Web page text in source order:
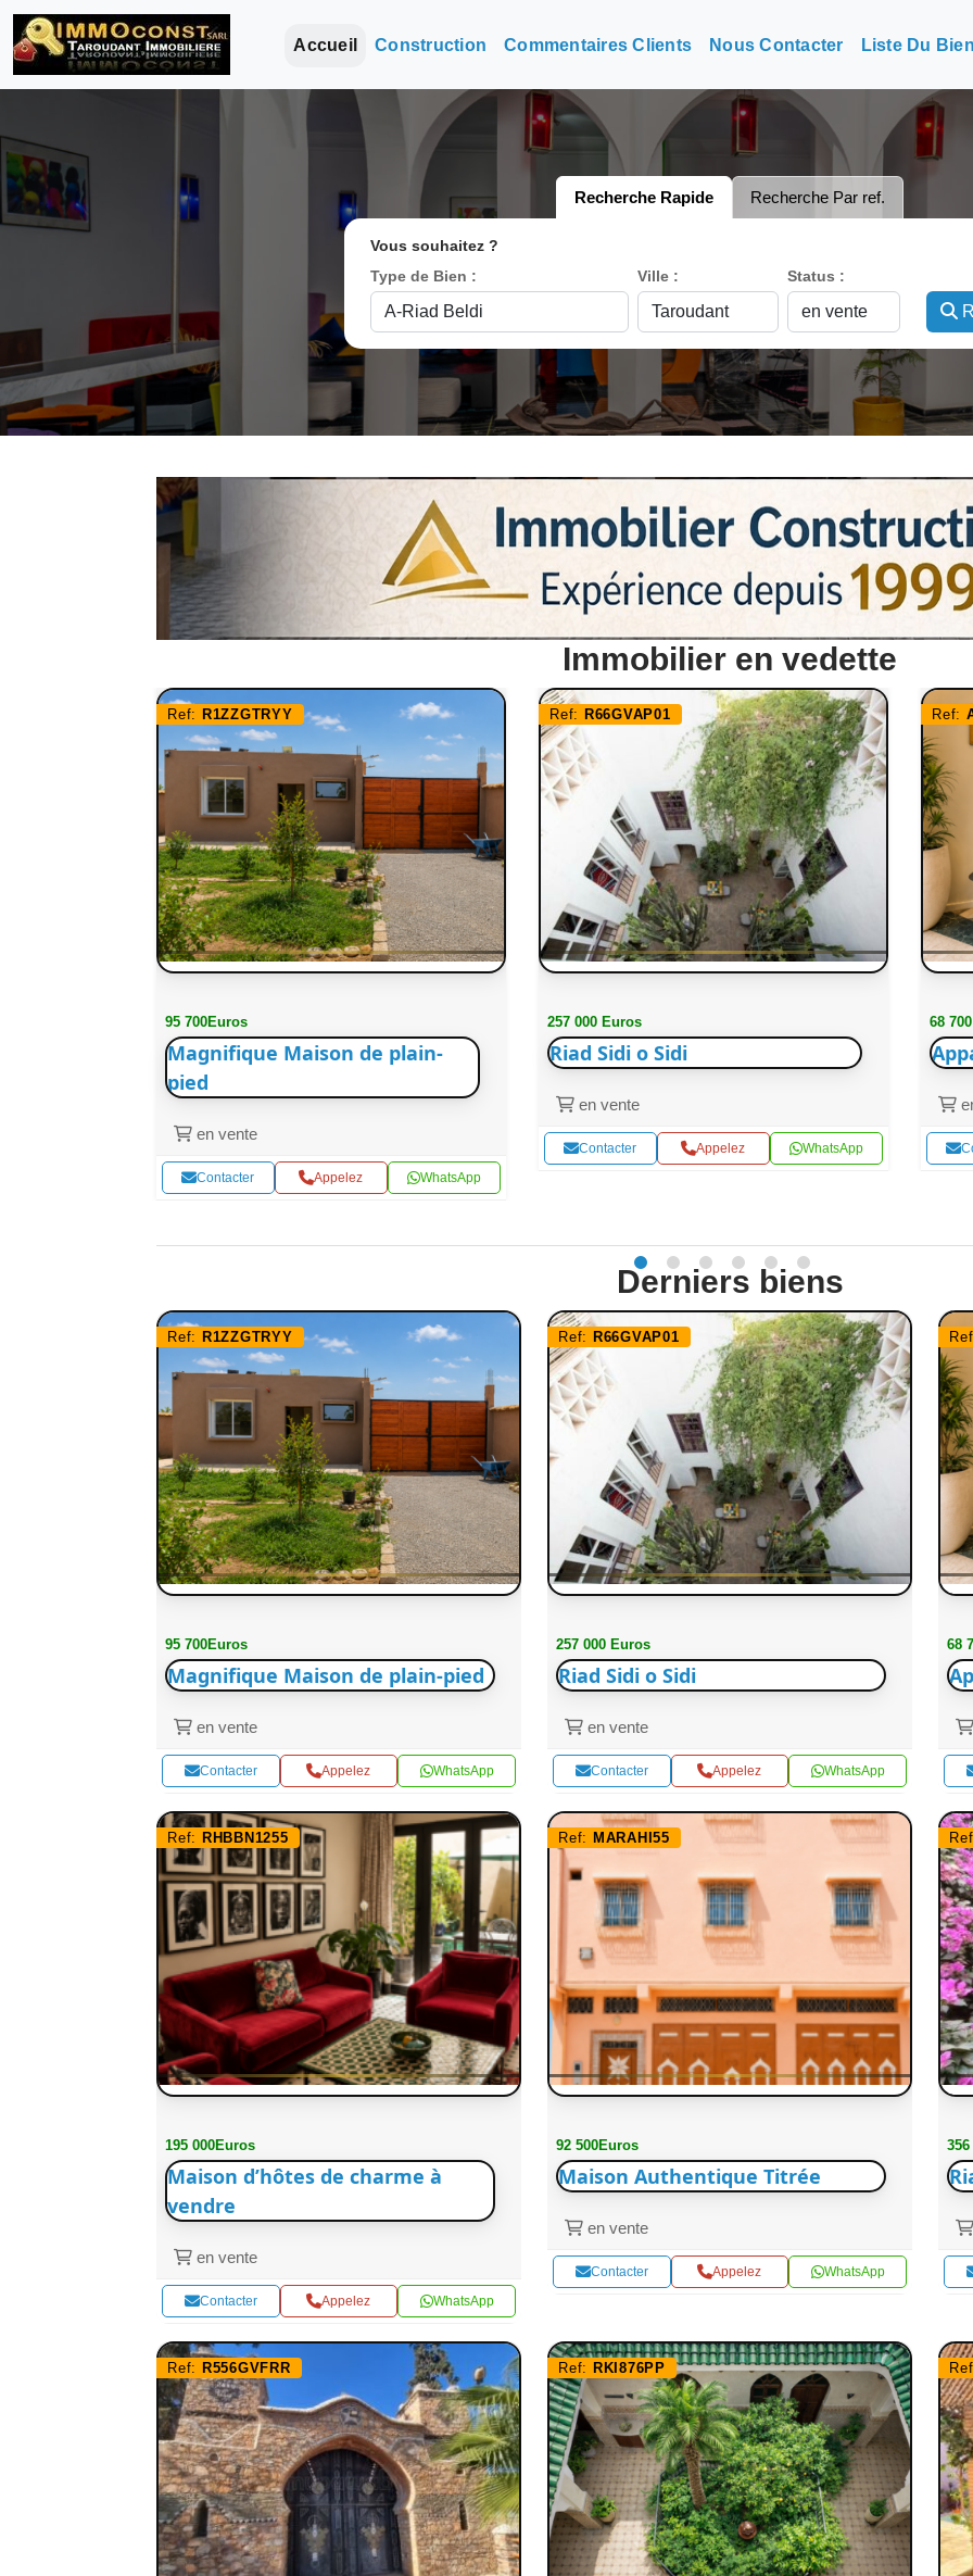
Accueil Construction Commentaires Clients Nous Contacter Liste Du
Recherche Rapide Recherche Par ref.
Vous souhaitez ?
Type de Bien :
Ville : Status :
Immobilier en vedette
Ref: R1ZZGTRYY
95 700Euros
Magnifique Maison de plain-
pied
en vente
Contacter Appelez WhatsApp
Ref: R66GVAP01
257 000 Euros
Riad Sidi o Sidi
en vente
Contacter Appelez WhatsApp
Ref:
68
Derniers biens
Ref: R1ZZGTRYY
95 700Euros
Magnifique Maison de plain-pied
en vente
Contacter Appelez WhatsApp
Ref: R66GVAP01
257 000 Euros
Riad Sidi o Sidi
en vente
Contacter Appelez WhatsApp
68
Ref: RHBBN1255
195 000Euros
Maison d’hôtes de charme à
vendre
en vente
Contacter Appelez WhatsApp
Ref: MARAHI55
92 500Euros
Maison Authentique Titrée
en vente
Contacter Appelez WhatsApp
356
Ref: R556GVFRR Ref: RKI876PP